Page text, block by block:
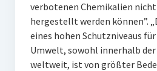
verbotenen Chemikalien
hergestellt werden können”.
eines hohen Schutzniveaus für
Umwelt, sowohl innerhalb der
weltweit, ist von größter